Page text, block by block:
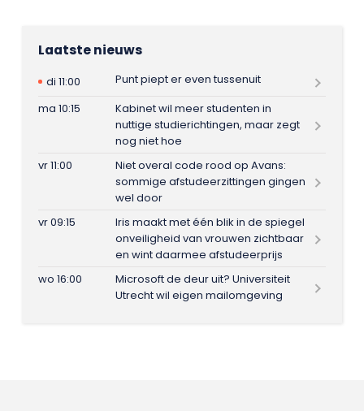
Laatste nieuws
di 11:00
Punt piept er even tussenuit
ma 10:15
Kabinet wil meer studenten in
nuttige studierichtingen, maar zegt
nog niet hoe
vr 11:00
Niet overal code rood op Avans:
sommige afstudeerzittingen gingen
wel door
vr 09:15
Iris maakt met één blik in de spiegel
onveiligheid van vrouwen zichtbaar
en wint daarmee afstudeerprijs
wo 16:00
Microsoft de deur uit? Universiteit
Utrecht wil eigen mailomgeving